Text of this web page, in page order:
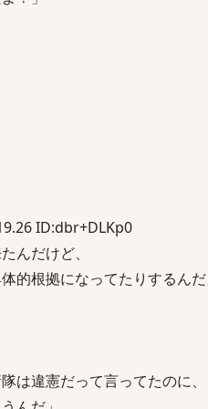
ID:dbr+DLKp0
んだけど、
的根拠になってたりするん
は違憲だって言ってたのに、